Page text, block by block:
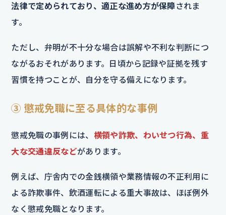
法律で定められており、適正な進め方が保障 されま
す。
ただし、弁明が不十分な場合は誤解や不利な判断につ
ながるおそれがあります。日頃から記録や証拠を残す
習慣を持つことが、自分を守る備えになります。
③ 懲戒免職に至る具体的な事例
懲戒免職の事例には、 横領や詐欺、わいせつ行為、重
大な交通違反などがあります。
例えば、庁舎内での金銭横領や業務情報の不正利用に
よる詐欺事件、飲酒運転による重大事故は、ほぼ例外
なく懲戒免職となります。